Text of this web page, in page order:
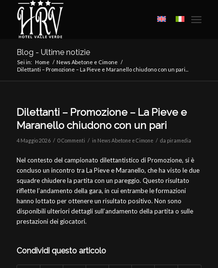
Blog - Ultime notizie
Sei in: Home / News Abetone e Cimone /
Dilettanti – Promozione – La Pieve e Maranello chiudono con un pari...
Dilettanti – Promozione – La Pieve e
Maranello chiudono con un pari
4 Maggio 2026 / 0 Commenti / in News Abetone e Cimone / da piramedia
Nel contesto del campionato dilettantistico di Promozione, si è
concluso un incontro tra La Pieve e Maranello, che ha visto le due
squadre chiudere la partita con un pareggio. Questo risultato
riflette l’andamento della gara, in cui entrambe le formazioni
hanno lottato per ottenere un risultato positivo. Non sono
disponibili ulteriori dettagli sull’andamento della partita o sulle
prestazioni dei giocatori.
Condividi questo articolo